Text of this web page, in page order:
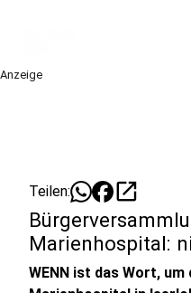
Anzeige
Teilen: open_in_new
Marienhospital:
WENN ist das Wort,